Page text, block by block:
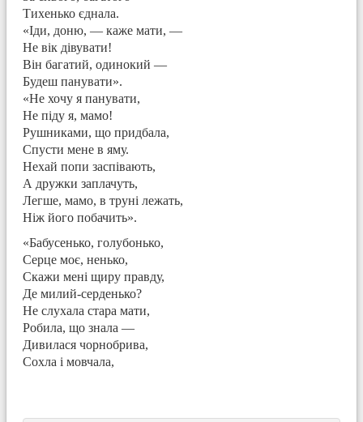
Тихенько єднала.
«Іди, доню, — каже мати, —
Не вік дівувати!
Він багатий, одинокий —
Будеш панувати».
«Не хочу я панувати,
Не піду я, мамо!
Рушниками, що придбала,
Спусти мене в яму.
Нехай попи заспівають,
А дружки заплачуть,
Легше, мамо, в труні лежать,
Ніж його побачить».
«Бабусенько, голубонько,
Серце моє, ненько,
Скажи мені щиру правду,
Де милий-серденько?
Не слухала стара мати,
Робила, що знала —
Дивилася чорнобрива,
Сохла і мовчала,